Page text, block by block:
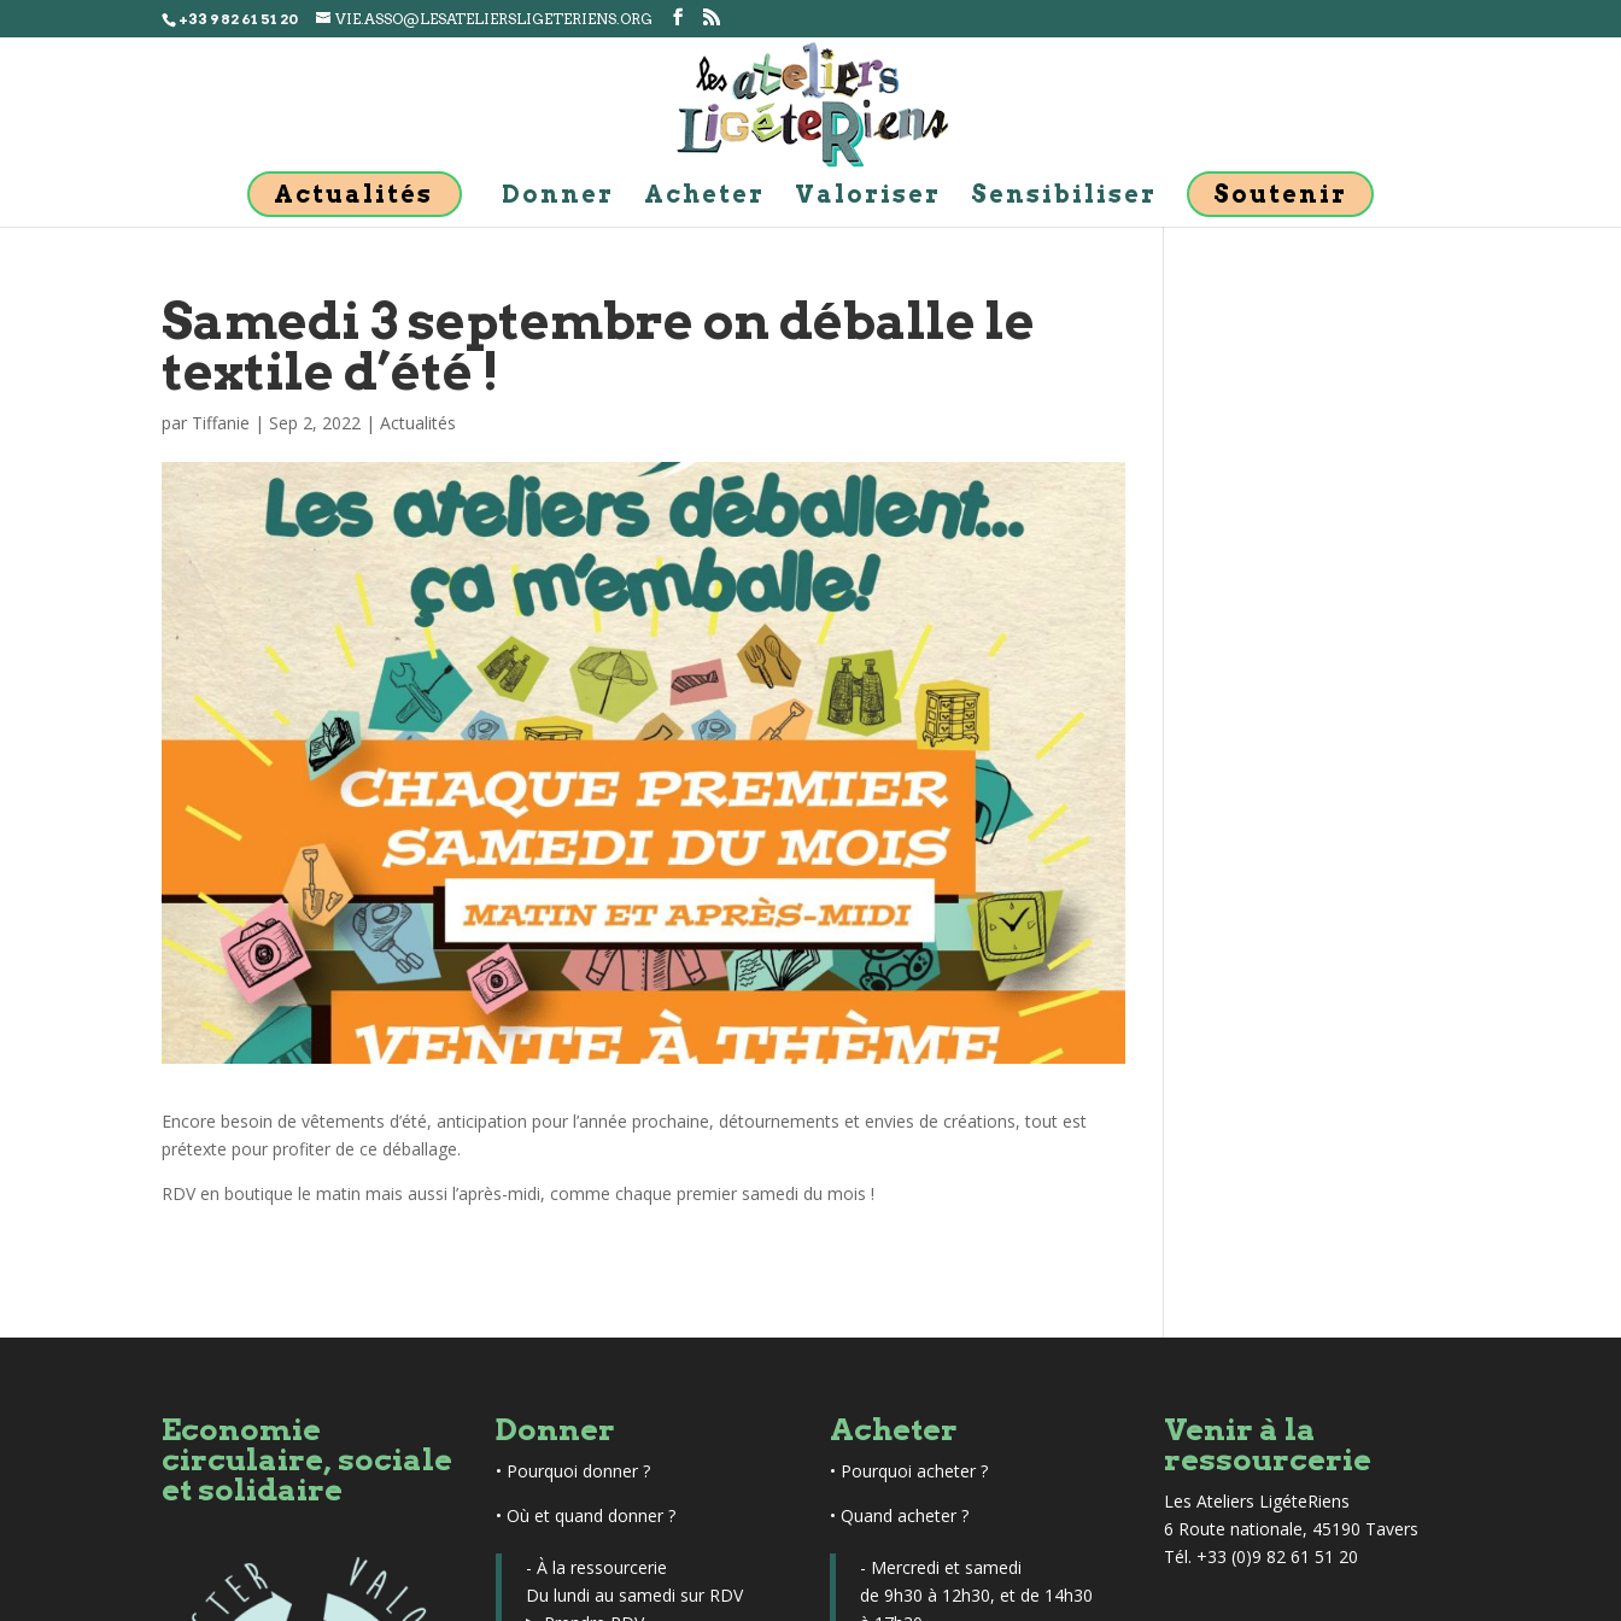
+33 9 82 61 51 20 VIE.ASSO@LESATELIERSLIGETERIENS.ORG
Actualités Donner Acheter Valoriser Sensibiliser Soutenir
Samedi 3 septembre on déballe le
textile d’été !
par Tiffanie | Sep 2, 2022 |Actualités
Encore besoin de vêtements d’été, anticipation pour l’année prochaine, détournements et envies de créations, tout est
prétexte pour profiter de ce déballage.
RDV en boutique le matin mais aussi l’après-midi, comme chaque premier samedi du mois !
Economie
circulaire, sociale
et solidaire
Donner
• Pourquoi donner ?
• Où et quand donner ?
- À la ressourcerie
Du lundi au samedi sur RDV
Acheter
• Pourquoi acheter ?
• Quand acheter ?
- Mercredi et samedi
de 9h30 à 12h30, et de 14h30
Venir à la
ressourcerie
Les Ateliers LigéteRiens
6 Route nationale, 45190 Tavers
Tél. +33 (0)9 82 61 51 20